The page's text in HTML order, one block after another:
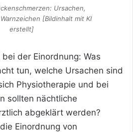
Ursachen,
[Bildinhalt mit KI
erstellt]
der Einordnung: Was
tun, welche Ursachen sind
Physiotherapie und bei
sollten nächtliche
abgeklärt werden?
Einordnung von